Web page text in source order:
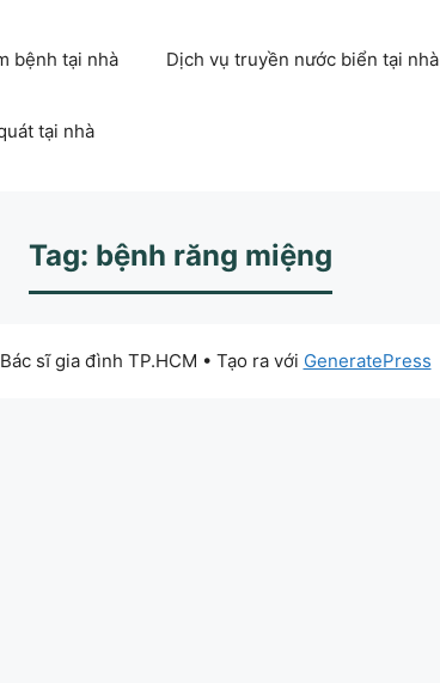
bệnh tại nhà Dịch vụ truyền nước biển tại nhà
tại nhà
Tag: bệnh răng miệng
sĩ gia đình TP.HCM • Tạo ra với GeneratePress